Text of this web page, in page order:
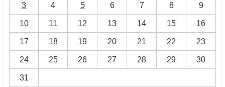
3 4 5 6 7 8 9
10 11 12 13 14 15 16
17 18 19 20 21 22 23
24 25 26 27 28 29 30
31